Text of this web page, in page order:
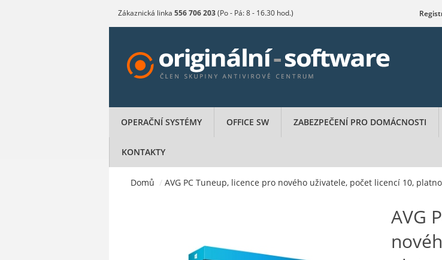
Zákaznická linka 556 706 203(Po - Pá: 8 - 16.30 hod.)
OPERAČNÍ SYSTÉMY OFFICE SW ZABEZPEČENÍ PRO DOMÁCNOSTI
KONTAKTY
Domů / AVG PC Tuneup, licence pro nového uživatele, počet licencí 10,
AVG